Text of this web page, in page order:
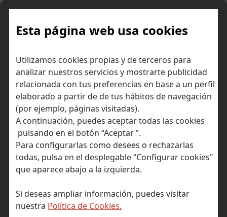
Esta página web usa cookies
Utilizamos cookies propias y de terceros para
analizar nuestros servicios y mostrarte publicidad
relacionada con tus preferencias en base a un perfil
elaborado a partir de de tus hábitos de navegación
(por ejemplo, páginas visitadas).
A continuación, puedes aceptar todas las cookies
pulsando en el botón “Aceptar ”.
Para configurarlas como desees o rechazarlas
todas, pulsa en el desplegable “Configurar cookies"
que aparece abajo a la izquierda.
Si deseas ampliar información, puedes visitar
nuestra Política de Cookies.
Skip
Ir a Self Bank »
El Blog de Self
Bank
Renaissance